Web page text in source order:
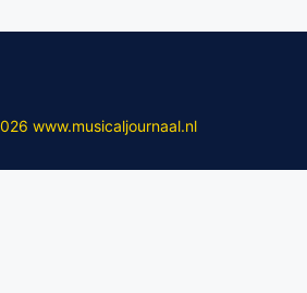
www.musicaljournaal.nl